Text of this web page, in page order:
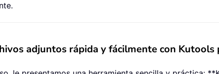
adjuntos rápida y fácilmente con